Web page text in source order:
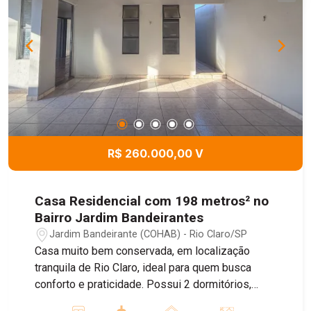
R$ 260.000,00 V
Casa Residencial com 198 metros² no
Bairro Jardim Bandeirantes
Jardim Bandeirante (COHAB) - Rio Claro/SP
Casa muito bem conservada, em localização
tranquila de Rio Claro, ideal para quem busca
conforto e praticidade. Possui 2 dormitórios,